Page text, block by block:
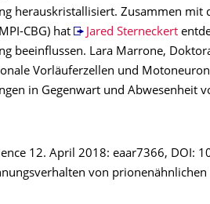
herauskristallisiert. Zusammen mit
CBG) hat
Jared Sterneckert
beeinflussen. Lara Marrone,
Vorläuferzellen und
in Gegenwart und Abwesenheit
12. April 2018: eaar7366, DOI:
von